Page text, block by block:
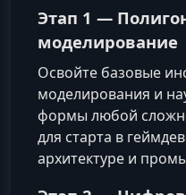
Этап 1 —
моделирование
Освойте базовые
моделирования и
формы любой
для старта в
архитектуре и